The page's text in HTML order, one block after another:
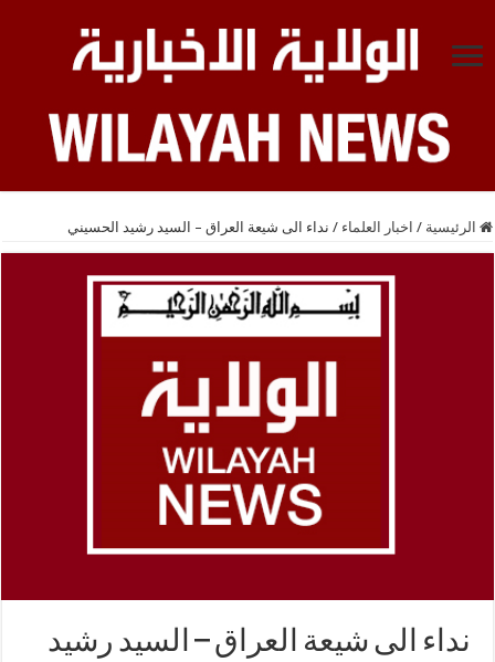
الرئيسية / اخبار العلماء / نداء الى شيعة العراق – السيد رشيد الحسيني
نداء الى شيعة العراق – السيد رشيد